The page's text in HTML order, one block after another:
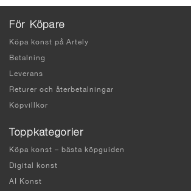
För Köpare
Köpa konst på Artely
Betalning
Leverans
Returer och återbetalningar
Köpvillkor
Toppkategorier
Köpa konst – bästa köpguiden
Digital konst
AI Konst